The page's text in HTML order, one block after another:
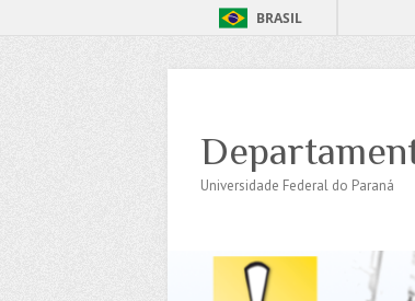
BRASIL
Universidade Federal do Paraná